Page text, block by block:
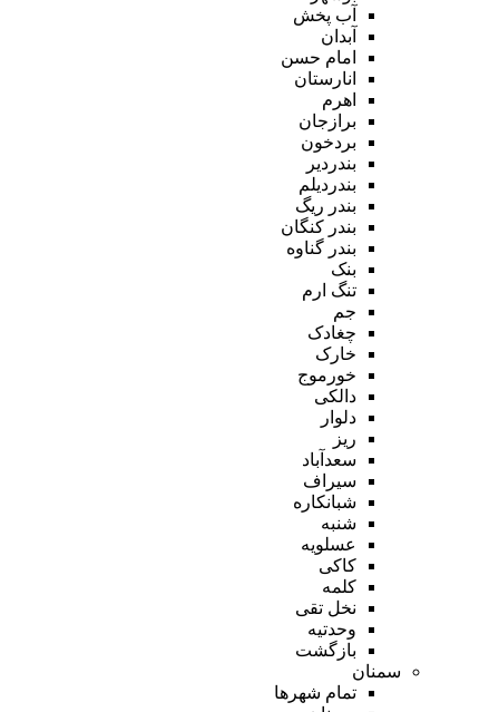
آب پخش
آبدان
امام حسن
انارستان
اهرم
برازجان
بردخون
بندردیر
بندردیلم
بندر ریگ
بندر کنگان
بندر گناوه
بنک
تنگ ارم
جم
چغادک
خارک
خورموج
دالکی
دلوار
ریز
سعدآباد
سیراف
شبانکاره
شنبه
عسلویه
کاکی
کلمه
نخل تقی
وحدتیه
بازگشت
سمنان
تمام شهر‌ها